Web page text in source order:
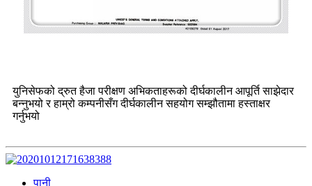
युनिसेफको द्रुत हैजा परीक्षण अभिकताहरूको दीर्घकालीन आपूर्ति साझेदार
बन्नुभयो र हाम्रो कम्पनीसँग दीर्घकालीन सहयोग सम्झौतामा हस्ताक्षर
गर्नुभयो
पानी